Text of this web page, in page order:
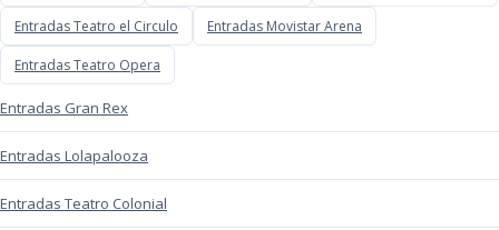
Entradas Teatro el Circulo Entradas Movistar Arena
Entradas Teatro Opera
Entradas Gran Rex
Entradas Lolapalooza
Entradas Teatro Colonial